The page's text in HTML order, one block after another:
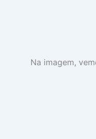
Na imagem,